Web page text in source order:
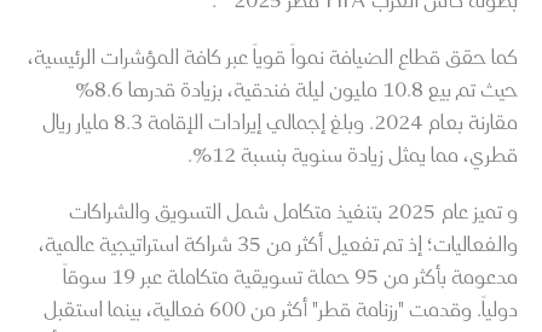
كما حقق قطاع الضيافة نمواً قوياً عبر كافة المؤشرات الرئيسية،
حيث تم بيع 10.8 مليون ليلة فندقية، بزيادة قدرها 8.6%
مقارنة بعام 2024. وبلغ إجمالي إيرادات الإقامة 8.3 مليار ريال
قطري، مما يمثل زيادة سنوية بنسبة 12%.
و تميز عام 2025 بتنفيذ متكامل شمل التسويق والشراكات
والفعاليات؛ إذ تم تفعيل أكثر من 35 شراكة استراتيجية عالمية،
مدعومة بأكثر من 95 حملة تسويقية متكاملة عبر 19 سوقاً
دولياً. وقدمت "رزنامة قطر" أكثر من 600 فعالية، بينما استقبل